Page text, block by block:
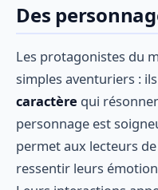
Des
Les protagonistes du
simples aventuriers :
caractère qui
personnage est
permet aux lecteurs
ressentir leurs